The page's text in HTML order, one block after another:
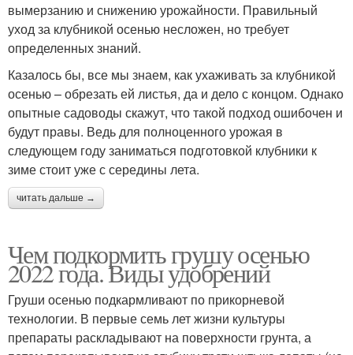
вымерзанию и снижению урожайности. Правильный
уход за клубникой осенью несложен, но требует
определенных знаний.
Казалось бы, все мы знаем, как ухаживать за клубникой
осенью – обрезать ей листья, да и дело с концом. Однако
опытные садоводы скажут, что такой подход ошибочен и
будут правы. Ведь для полноценного урожая в
следующем году заниматься подготовкой клубники к
зиме стоит уже с середины лета.
читать дальше →
Чем подкормить грушу осенью
2022 года. Виды удобрений
Груши осенью подкармливают по прикорневой
технологии. В первые семь лет жизни культуры
препараты раскладывают на поверхности грунта, а